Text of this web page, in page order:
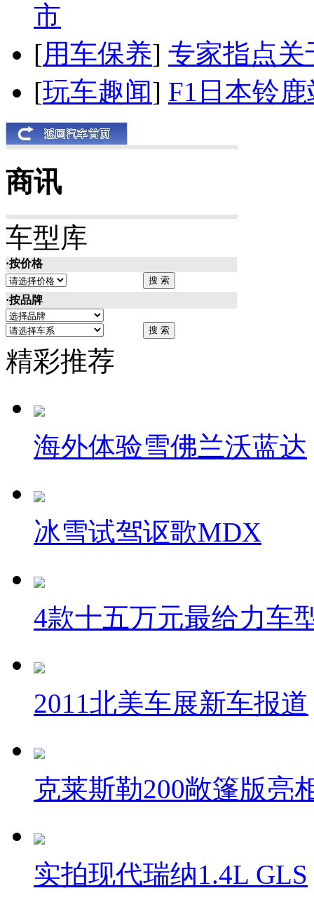
市
[用车保养] 专家指点关
[玩车趣闻] F1日本铃
商讯
车型库
·按价格
·按品牌
精彩推荐
海外体验雪佛兰沃蓝达
冰雪试驾讴歌MDX
4款十五万元最给力车
2011北美车展新车报道
克莱斯勒200敞篷版亮
实拍现代瑞纳1.4L GLS